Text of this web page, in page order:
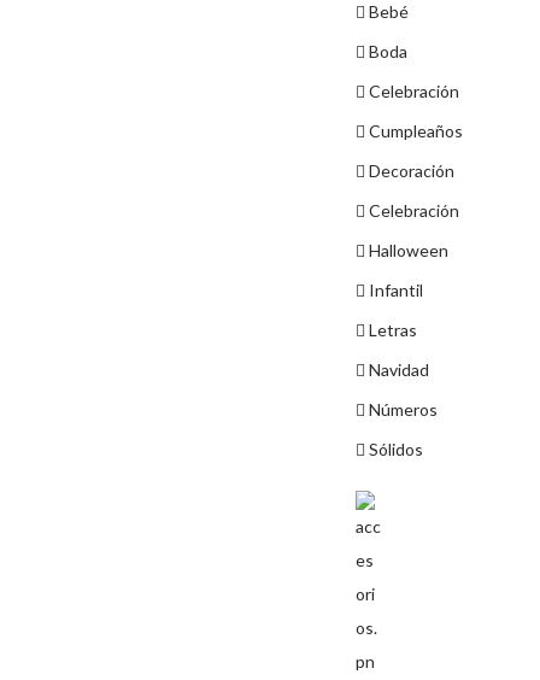
Bebé
Boda
Celebración
Cumpleaños
Decoración
Celebración
Halloween
Infantil
Letras
Navidad
Números
Sólidos